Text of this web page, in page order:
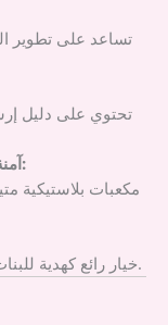
تساعد على تطوير
تحتوي على دليل
آمنة ومصنوعة بجودة عالية:
مكعبات بلاستيكية
خيار رائع كهدية للبنات المهتمات بالبناء والتصميم واللعب الخيالي.